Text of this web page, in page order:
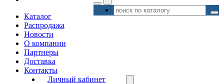
Каталог
Распродажа
Новости
О компании
Партнеры
Доставка
Контакты
Личный кабинет